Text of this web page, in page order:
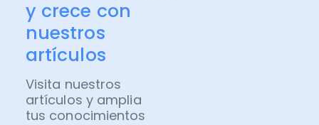
Administración Empresarial
Ver todo
Software Factura y Administración
Ver Todo
Kits
y crece con
nuestros
artículos
Visita nuestros
artículos y amplia
tus conocimientos